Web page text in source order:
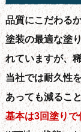
品質にこだわる
塗装の最適な塗
れていますが、
当社では耐久性
あっても減るこ
基本は3回塗り